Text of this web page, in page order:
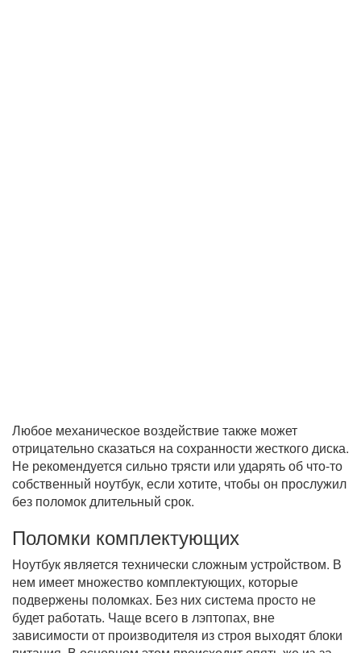
Любое механическое воздействие также может
отрицательно сказаться на сохранности жесткого диска.
Не рекомендуется сильно трясти или ударять об что-то
собственный ноутбук, если хотите, чтобы он прослужил
без поломок длительный срок.
Поломки комплектующих
Ноутбук является технически сложным устройством. В
нем имеет множество комплектующих, которые
подвержены поломках. Без них система просто не
будет работать. Чаще всего в лэптопах, вне
зависимости от производителя из строя выходят блоки